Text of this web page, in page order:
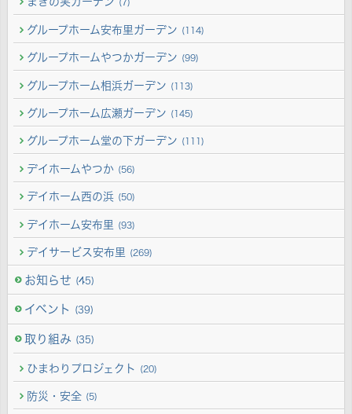
(7)
グループホーム安布里ガーデン (114)
グループホームやつかガーデン (99)
グループホーム相浜ガーデン (113)
グループホーム広瀬ガーデン (145)
グループホーム堂の下ガーデン (111)
デイホームやつか (56)
デイホーム西の浜 (50)
デイホーム安布里 (93)
デイサービス安布里 (269)
お知らせ (45)
イベント (39)
取り組み (35)
ひまわりプロジェクト (20)
防災・安全 (5)